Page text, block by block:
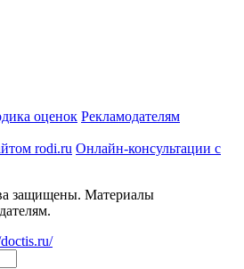
оценок Рекламодателям
rodi.ru Онлайн-консультации с
защищены. Материалы